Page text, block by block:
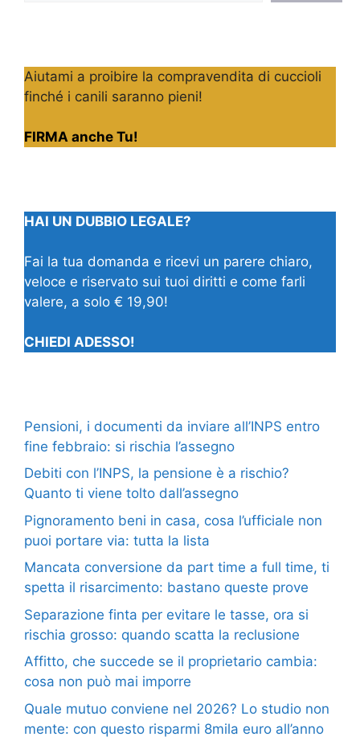
Aiutami a proibire la compravendita di cuccioli
finché i canili saranno pieni!
FIRMA anche Tu!
HAI UN DUBBIO LEGALE?
Fai la tua domanda e ricevi un parere chiaro,
veloce e riservato sui tuoi diritti e come farli
valere, a solo € 19,90!
CHIEDI ADESSO!
Pensioni, i documenti da inviare all’INPS entro
fine febbraio: si rischia l’assegno
Debiti con l’INPS, la pensione è a rischio?
Quanto ti viene tolto dall’assegno
Pignoramento beni in casa, cosa l’ufficiale non
puoi portare via: tutta la lista
Mancata conversione da part time a full time, ti
spetta il risarcimento: bastano queste prove
Separazione finta per evitare le tasse, ora si
rischia grosso: quando scatta la reclusione
Affitto, che succede se il proprietario cambia:
cosa non può mai imporre
Quale mutuo conviene nel 2026? Lo studio non
mente: con questo risparmi 8mila euro all’anno